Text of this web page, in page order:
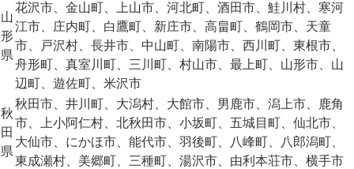
山
形
県
花沢市、金山町、上山市、河北町、酒田市、鮭川村、寒河
江市、庄内町、白鷹町、新庄市、高畠町、鶴岡市、天童
市、戸沢村、長井市、中山町、南陽市、西川町、東根市、
舟形町、真室川町、三川町、村山市、最上町、山形市、山
辺町、遊佐町、米沢市
秋
田
県
秋田市、井川町、大潟村、大館市、男鹿市、潟上市、鹿角
市、上小阿仁村、北秋田市、小坂町、五城目町、仙北市、
大仙市、にかほ市、能代市、羽後町、八峰町、八郎潟町、
東成瀬村、美郷町、三種町、湯沢市、由利本荘市、横手市